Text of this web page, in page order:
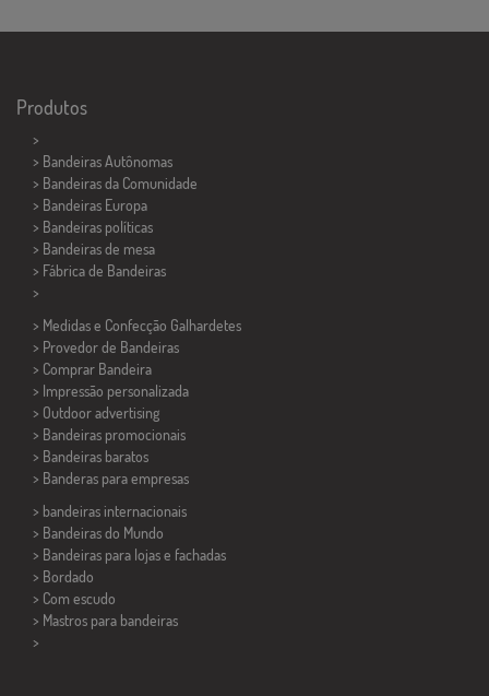
Produtos
>
> Bandeiras Autônomas
> Bandeiras da Comunidade
> Bandeiras Europa
> Bandeiras políticas
> Bandeiras de mesa
> Fábrica de Bandeiras
>
> Medidas e Confecção Galhardetes
> Provedor de Bandeiras
> Comprar Bandeira
> Impressão personalizada
> Outdoor advertising
> Bandeiras promocionais
> Bandeiras baratos
> Banderas para empresas
> bandeiras internacionais
> Bandeiras do Mundo
> Bandeiras para lojas e fachadas
> Bordado
> Com escudo
> Mastros para bandeiras
>